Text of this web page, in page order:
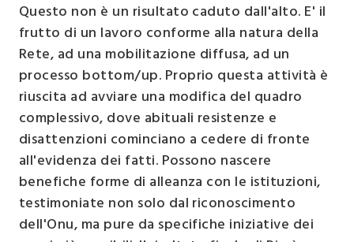
Questo non è un risultato caduto dall'alto. E' il
frutto di un lavoro conforme alla natura della
Rete, ad una mobilitazione diffusa, ad un
processo bottom/up. Proprio questa attività è
riuscita ad avviare una modifica del quadro
complessivo, dove abituali resistenze e
disattenzioni cominciano a cedere di fronte
all'evidenza dei fatti. Possono nascere
benefiche forme di alleanza con le istituzioni,
testimoniate non solo dal riconoscimento
dell'Onu, ma pure da specifiche iniziative dei